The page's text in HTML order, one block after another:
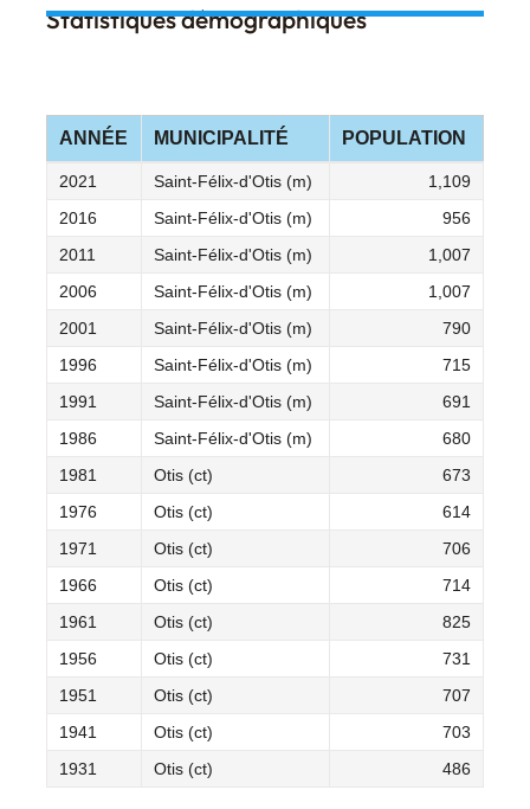
Statistiques démographiques
ANNÉE MUNICIPALITÉ POPULATION
2021 Saint-Félix-d'Otis (m)
1,109
2016
Saint-Félix-d'Otis (m)
956
2011
Saint-Félix-d'Otis (m)
1,007
2006
Saint-Félix-d'Otis (m)
1,007
2001
Saint-Félix-d'Otis (m)
790
1996
Saint-Félix-d'Otis (m)
715
1991
Saint-Félix-d'Otis (m)
691
1986
Saint-Félix-d'Otis (m)
680
1981
Otis (ct)
673
1976
Otis (ct)
614
1971
Otis (ct)
706
1966
Otis (ct)
714
1961
Otis (ct)
825
1956
Otis (ct)
731
1951
Otis (ct)
707
1941
Otis (ct)
703
1931
Otis (ct) 486